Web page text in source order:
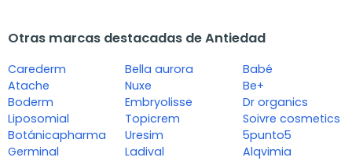
Otras marcas destacadas de Antiedad
Carederm
Atache
Boderm
Liposomial
Botánicapharma
Germinal
Bella aurora
Nuxe
Embryolisse
Topicrem
Uresim
Ladival
Babé
Be+
Dr organics
Soivre cosmetics
5punto5
Alqvimia